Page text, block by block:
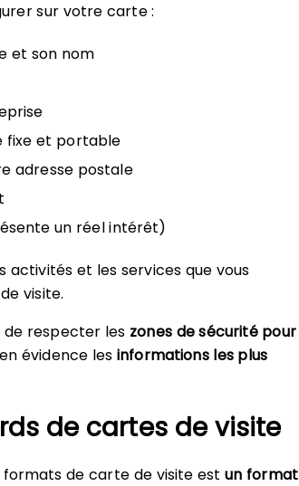
sur votre carte :
et son nom
fixe et portable
adresse postale
un réel intérêt)
activités et les services que vous
visite.
de respecter les zones de sécurité pour
évidence les informations les plus
de cartes de visite
formats de carte de visite estun format